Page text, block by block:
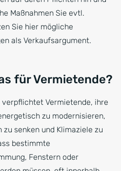
Maßnahmen Sie evtl.
Sie hier mögliche
als Verkaufsargument.
für Vermietende?
Vermietende, ihre
zu modernisieren,
senken und Klimaziele zu
bestimmte
Fenstern oder